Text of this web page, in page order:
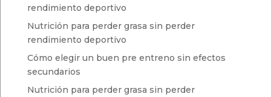
rendimiento deportivo
Nutrición para perder grasa sin perder
rendimiento deportivo
Cómo elegir un buen pre entreno sin efectos
secundarios
Nutrición para perder grasa sin perder